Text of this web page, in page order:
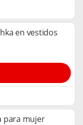
en vestidos
para mujer